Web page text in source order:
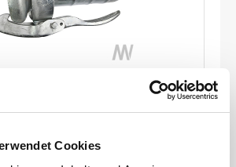
Cookies